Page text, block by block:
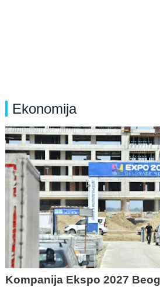
Ekonomija
Kompanija Ekspo 2027